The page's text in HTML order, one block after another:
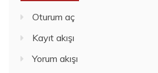
Oturum aç
Kayıt akışı
Yorum akışı